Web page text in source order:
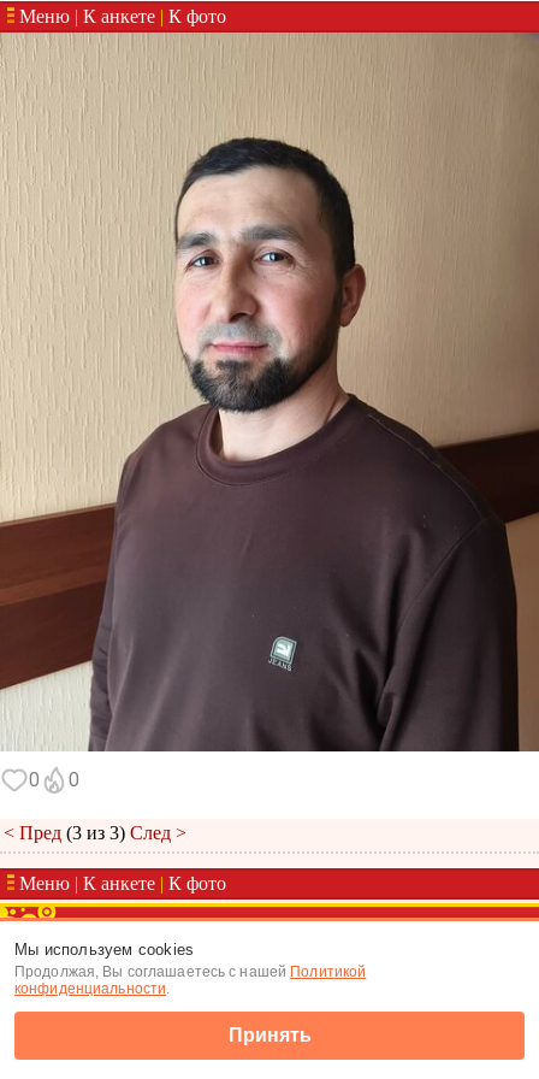
Меню | К анкете | К фото
0 0
< Пред (3 из 3) След >
Меню | К анкете | К фото
(c) Tabor.ru 2026
Мы используем cookies
Продолжая, Вы соглашаетесь с нашей Политикой
конфиденциальности.
Принять